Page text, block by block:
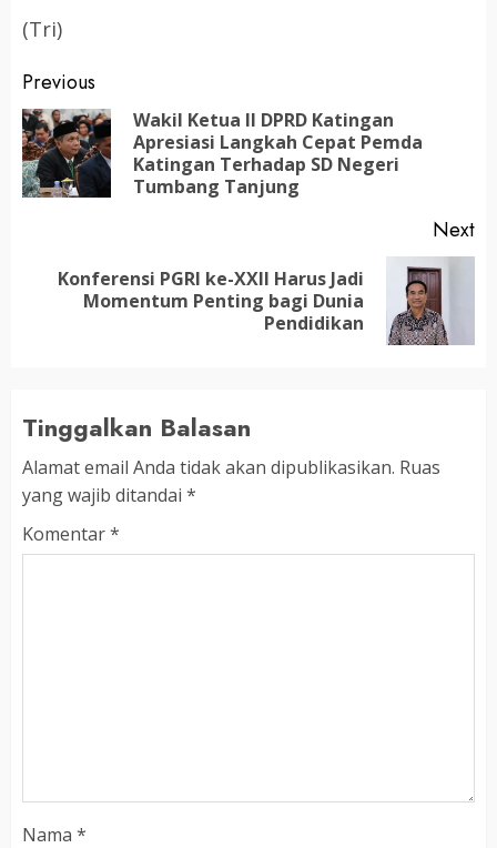
(Tri)
Post
navigation
Previous
Wakil Ketua II DPRD Katingan
Apresiasi Langkah Cepat Pemda
Katingan Terhadap SD Negeri
Tumbang Tanjung
Next
Next
Konferensi PGRI ke-XXII Harus Jadi
Momentum Penting bagi Dunia
Pendidikan
Tinggalkan Balasan
Alamat email Anda tidak akan dipublikasikan. Ruas
yang wajib ditandai *
Komentar*
Nama *